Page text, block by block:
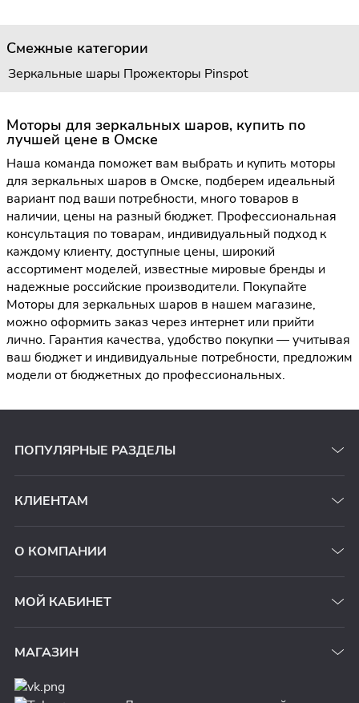
Смежные категории
Зеркальные шары Прожекторы Pinspot
Моторы для зеркальных шаров, купить по
лучшей цене в Омске
Наша команда поможет вам выбрать и купить моторы
для зеркальных шаров в Омске, подберем идеальный
вариант под ваши потребности, много товаров в
наличии, цены на разный бюджет. Профессиональная
консультация по товарам, индивидуальный подход к
каждому клиенту, доступные цены, широкий
ассортимент моделей, известные мировые бренды и
надежные российские производители. Покупайте
Моторы для зеркальных шаров в нашем магазине,
можно оформить заказ через интернет или прийти
лично. Гарантия качества, удобство покупки — учитывая
ваш бюджет и индивидуальные потребности, предложим
модели от бюджетных до профессиональных.
ПОПУЛЯРНЫЕ РАЗДЕЛЫ
КЛИЕНТАМ
О КОМПАНИИ
МОЙ КАБИНЕТ
МАГАЗИН